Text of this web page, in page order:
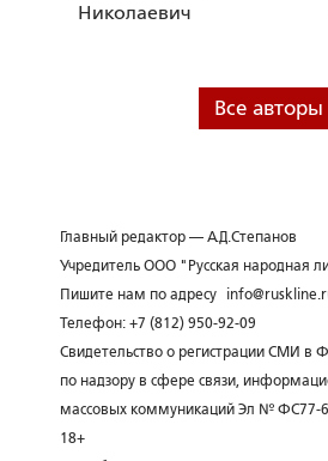
Николаевич
Все авторы
Главный редактор — А.Д.Степанов
Учредитель ООО "Русская народная
Пишите нам по адресу
Телефон: +7 (812) 950-92-09
Свидетельство о регистрации СМИ в
по надзору в сфере связи,
массовых коммуникаций Эл № ФС77-
18+